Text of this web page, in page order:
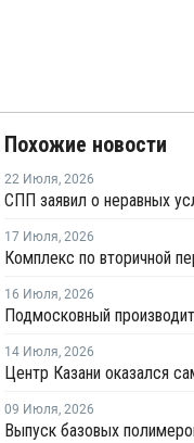
Похожие новости
22 Июля, 2026
17 Июля, 2026
16 Июля, 2026
14 Июля, 2026
09 Июля, 2026